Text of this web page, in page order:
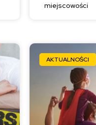
miejscowości
AKTUALNOŚCI